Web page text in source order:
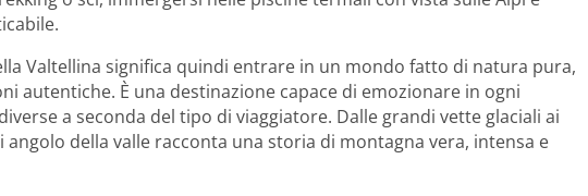
Valtellina significa quindi entrare in un mondo fatto di natura pura,
autentiche. È una destinazione capace di emozionare in ogni
a seconda del tipo di viaggiatore. Dalle grandi vette glaciali ai
della valle racconta una storia di montagna vera, intensa e